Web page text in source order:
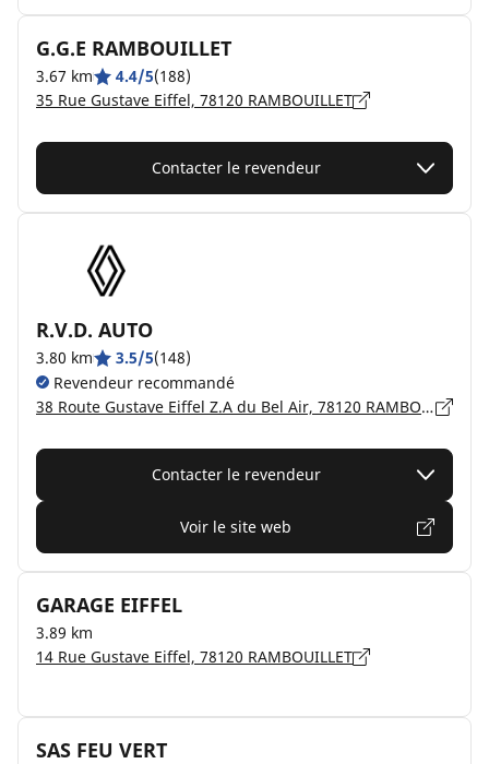
G.G.E RAMBOUILLET
3.67 km 4.4/5(188)
35 Rue Gustave Eiffel, 78120 RAMBOUILLET
Contacter le revendeur
R.V.D. AUTO
3.80 km 3.5/5(148)
Revendeur recommandé
38 Route Gustave Eiffel Z.A du Bel Air, 78120 RAMBOUILLET
Contacter le revendeur
Voir le site web
GARAGE EIFFEL
3.89 km
14 Rue Gustave Eiffel, 78120 RAMBOUILLET
SAS FEU VERT